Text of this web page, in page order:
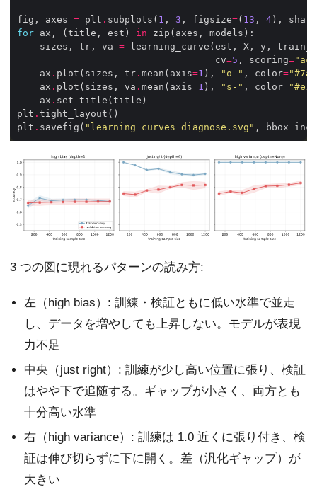
fig, axes = plt . subplots( 1 , 3 , figsize=( 13 , 4 ),
for ax, (title, est) in
    sizes, tr, va
= learning_curve(est, X, y,
                                   cv
=5 , scoring=
    ax
. plot(sizes, tr . mean(axis=1 ), "o-" , color=
    ax
. plot(sizes, va . mean(axis=1 ), "s-" , color=
    ax
.
plt .
plt . savefig( "learning_curves_diagnose.svg" ,
3 つの図に現れるパターンの読み方:
左（high bias）: 訓練・検証ともに低い水準で並走
し、データを増やしても上昇しない。モデルが表現
力不足
中央（just right）: 訓練が少し高い位置に張り、検証
はやや下で追随する。ギャップが小さく、両方とも
十分高い水準
右（high variance）: 訓練は 1.0 近くに張り付き、検
証は伸び切らずに下に開く。差（汎化ギャップ）が
大きい